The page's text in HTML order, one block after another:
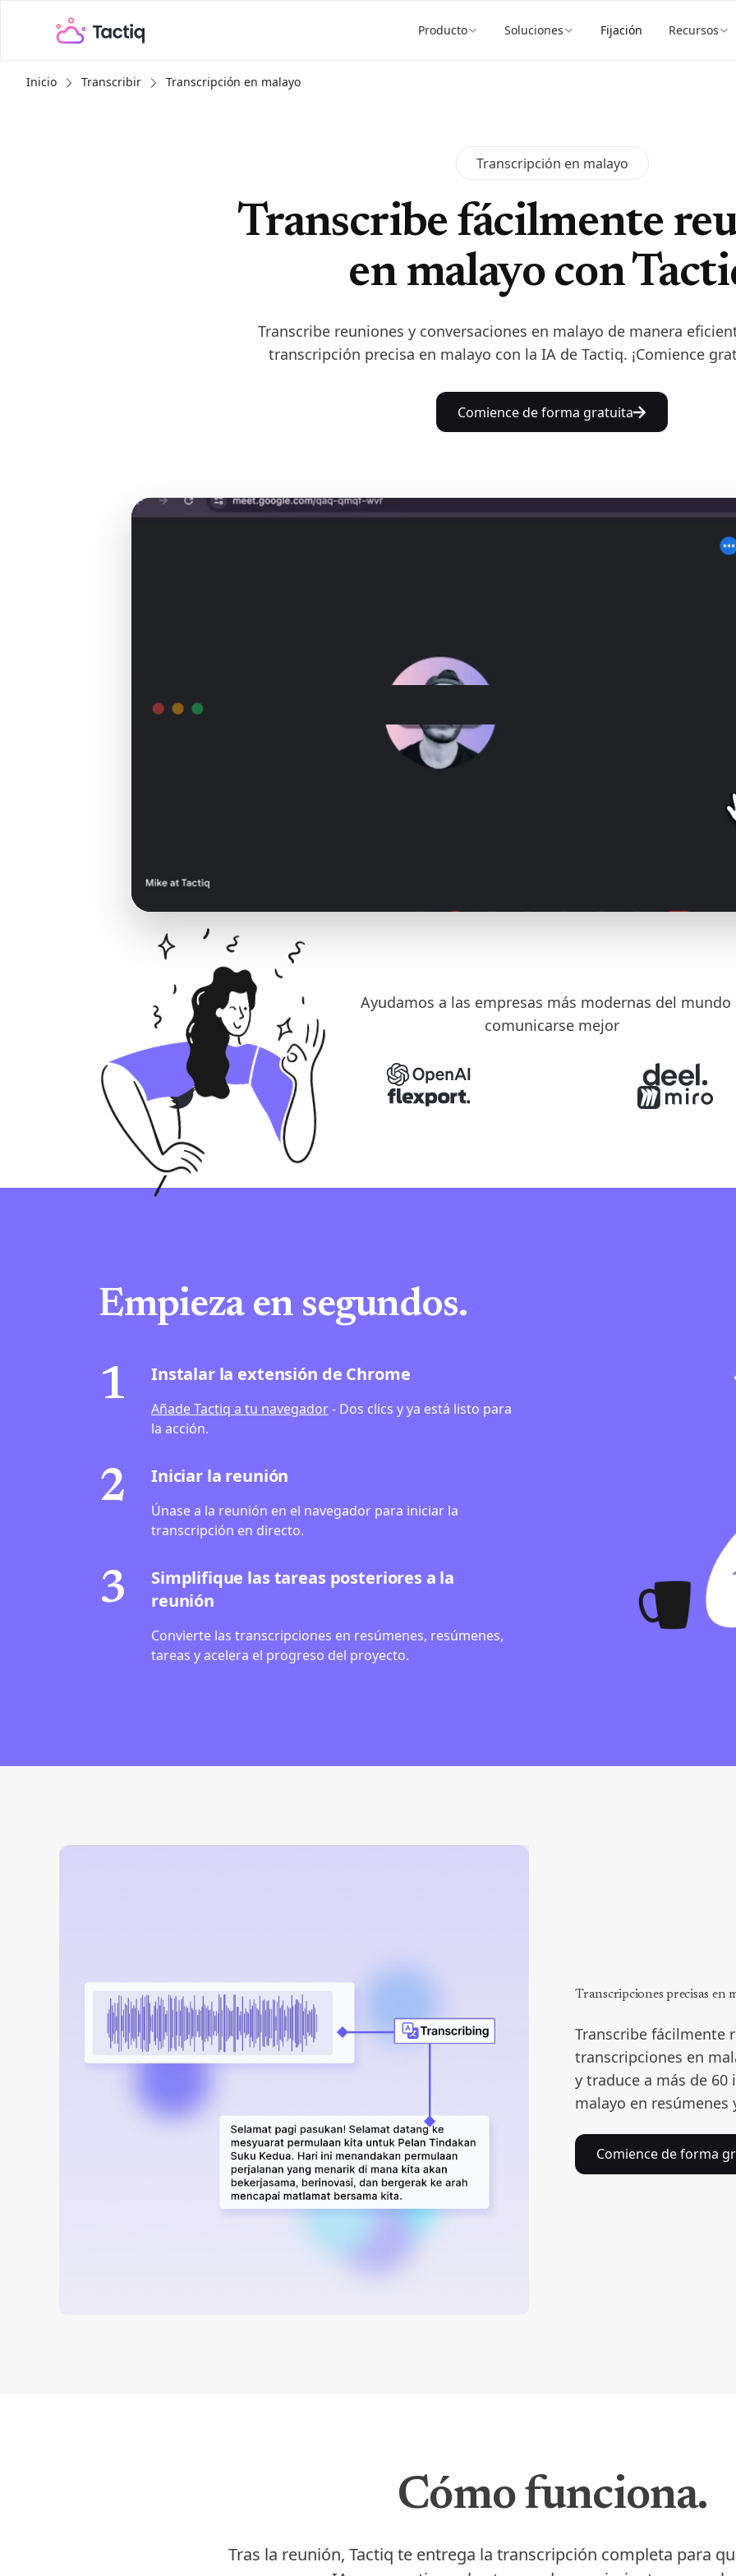
Producto Soluciones Fijación Recursos
Inicio Transcribir Transcripción en malayo
Transcripción en malayo
Transcribe fácilmente
en malayo con
Transcribe reuniones y conversaciones en malayo de manera
transcripción precisa en malayo con la IA de Tactiq. ¡Comience
Comience de forma gratuita
Ayudamos a las empresas más modernas del mundo
comunicarse mejor
Empieza en segundos.
1 Instalar la extensión de Chrome
Añade Tactiq a tu navegador- Dos clics y ya está listo para
la acción.
2 Iniciar la reunión
Únase a la reunión en el navegador para iniciar la
transcripción en directo.
3
Simplifique las tareas posteriores a la
reunión
Convierte las transcripciones en resúmenes, resúmenes,
tareas y acelera el progreso del proyecto.
Transcripciones precisas en
Transcribe fácilmente
transcripciones en
y traduce a más de
malayo en resúmenes
Comience de forma
Cómo funciona.
Tras la reunión, Tactiq te entrega la transcripción completa para